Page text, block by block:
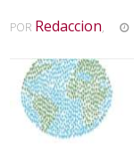
POR Redaccion,